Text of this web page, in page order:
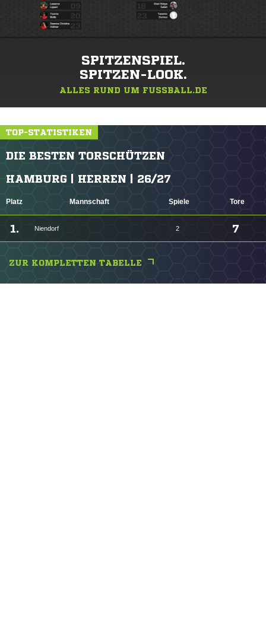
SPITZENSPIEL.
SPITZEN-LOOK.
ALLES RUND UM FUSSBALL.DE
TOP-STATISTIKEN
DIE BESTEN TORSCHÜTZEN
HAMBURG | HERREN | 26/27
Platz Mannschaft Spiele Tore
1. Niendorf 2 7
ZUR KOMPLETTEN TABELLE